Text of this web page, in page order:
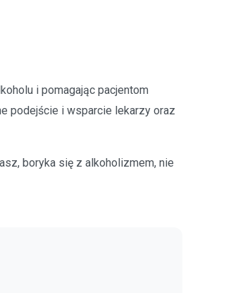
i pomagając pacjentom
podejście i wsparcie lekarzy oraz
boryka się z alkoholizmem, nie